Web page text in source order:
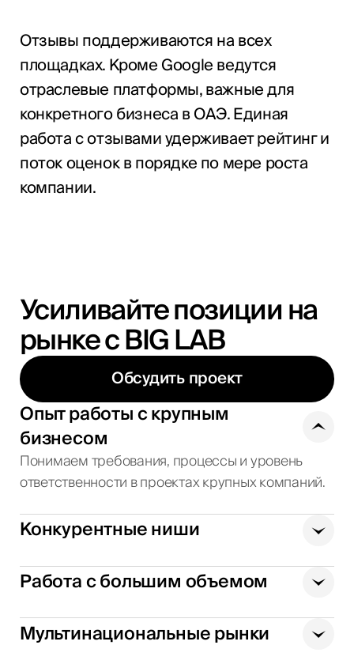
Отзывы поддерживаются на всех
площадках. Кроме Google ведутся
отраслевые платформы, важные для
конкретного бизнеса в ОАЭ. Единая
работа с отзывами удерживает рейтинг и
поток оценок в порядке по мере роста
компании.
Усиливайте позиции на
рынке с BIG LAB
Обсудить проект
Опыт работы с крупным
бизнесом
Понимаем требования, процессы и уровень
ответственности в проектах крупных компаний.
Конкурентные ниши
Работа с большим объемом
Мультинациональные рынки